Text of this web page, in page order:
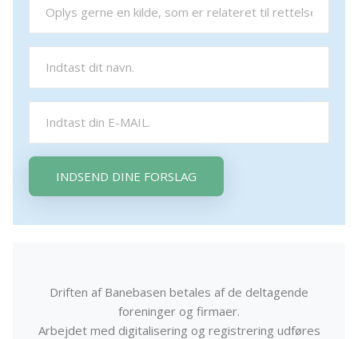
INDSEND DINE FORSLAG
Driften af Banebasen betales af de deltagende
foreninger og firmaer.
Arbejdet med digitalisering og registrering udføres